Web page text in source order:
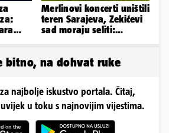
Merlinovi koncerti uništili
teren Sarajeva, Zekićevi
sad moraju seliti:
bitno, na dohvat ruke
najbolje iskustvo portala. Čitaj,
u toku s najnovijim vijestima.